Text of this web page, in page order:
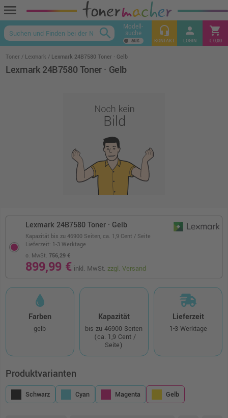
menu
keyboard_arrow_up
search Modell-
suche headset_mic
KONTAKT
person
LOGIN
shopping_cart
€ 0,00
Toner Lexmark Lexmark 24B7580 Toner · Gelb
Lexmark 24B7580 Toner · Gelb
Lexmark 24B7580 Toner · Gelb
Kapazität bis zu 46900 Seiten, ca. 1,9 Cent / Seite
o. MwSt.756,29 €
899,99 € inkl. MwSt.zzgl. Versand
Lieferzeit: 1-3 Werktage
Farben
gelb
Kapazität
bis zu 46900 Seiten
(ca. 1,9 Cent /
Seite)
Lieferzeit
1-3 Werktage
Produktvarianten
Schwarz Cyan Magenta Gelb